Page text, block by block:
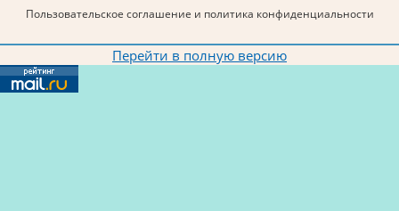
Пользовательское соглашение и политика конфиденциальности
Перейти в полную версию